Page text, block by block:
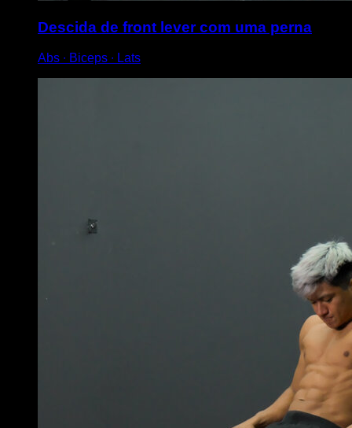
Descida de front lever com uma perna
Abs ∙ Biceps ∙ Lats